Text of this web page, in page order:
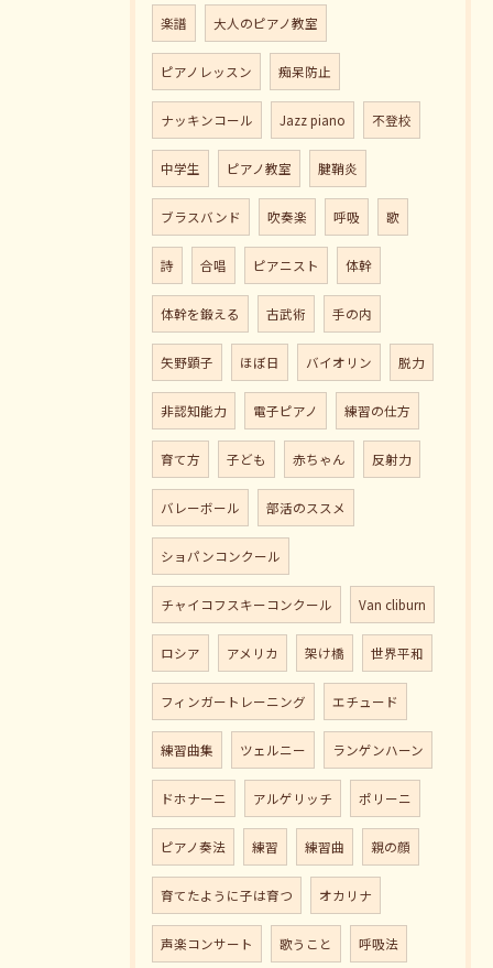
楽譜 大人のピアノ教室
ピアノレッスン 痴呆防止
ナッキンコール Jazz piano 不登校
中学生 ピアノ教室 腱鞘炎
ブラスバンド 吹奏楽 呼吸 歌
詩 合唱 ピアニスト 体幹
体幹を鍛える 古武術 手の内
矢野顕子 ほぼ日 バイオリン 脱力
非認知能力 電子ピアノ 練習の仕方
育て方 子ども 赤ちゃん 反射力
バレーボール 部活のススメ
ショパンコンクール
チャイコフスキーコンクール Van cliburn
ロシア アメリカ 架け橋 世界平和
フィンガートレーニング エチュード
練習曲集 ツェルニー ランゲンハーン
ドホナーニ アルゲリッチ ポリーニ
ピアノ奏法 練習 練習曲 親の顔
育てたように子は育つ オカリナ
声楽コンサート 歌うこと 呼吸法